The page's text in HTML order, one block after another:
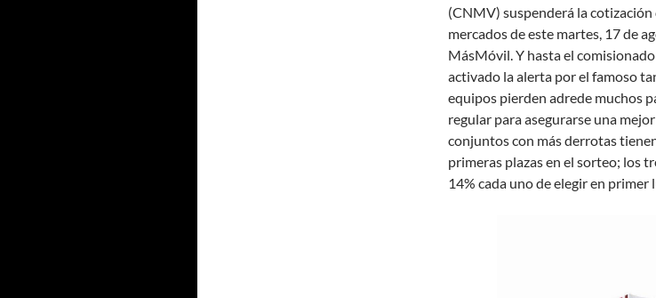
(CNMV) suspenderá la
mercados de este martes, 17 de
MásMóvil. Y hasta el
activado la alerta por el famoso
equipos pierden adrede muchos
regular para asegurarse una
conjuntos con más derrotas
primeras plazas en el sorteo; los
14% cada uno de elegir en primer